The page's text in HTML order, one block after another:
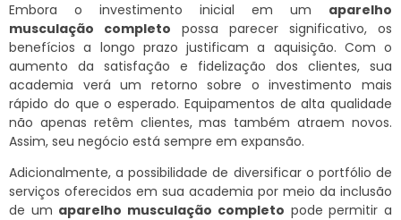
Embora o investimento inicial em um aparelho
musculação completo possa parecer significativo, os
benefícios a longo prazo justificam a aquisição. Com o
aumento da satisfação e fidelização dos clientes, sua
academia verá um retorno sobre o investimento mais
rápido do que o esperado. Equipamentos de alta qualidade
não apenas retêm clientes, mas também atraem novos.
Assim, seu negócio está sempre em expansão.
Adicionalmente, a possibilidade de diversificar o portfólio de
serviços oferecidos em sua academia por meio da inclusão
de um aparelho musculação completo pode permitir a